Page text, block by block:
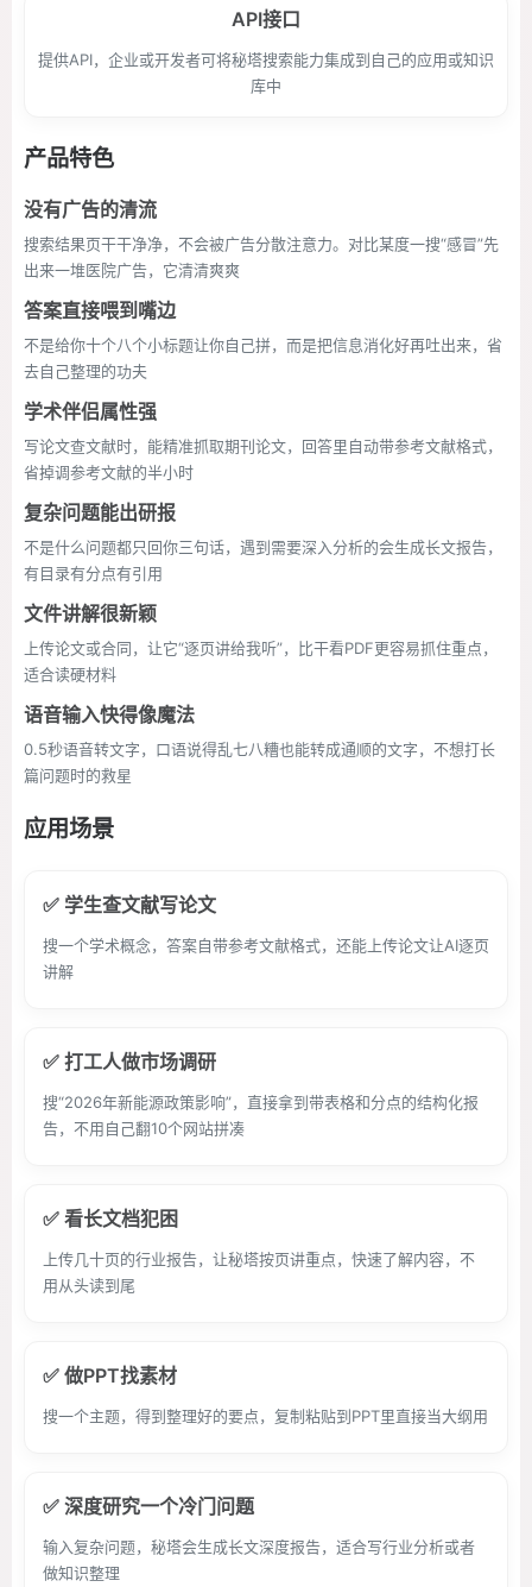
API接口
提供API，企业或开发者可将秘塔搜索能力集成到自己的应用或知识
库中
产品特色
没有广告的清流
搜索结果页干干净净，不会被广告分散注意力。对比某度一搜“感冒”先
出来一堆医院广告，它清清爽爽
答案直接喂到嘴边
不是给你十个八个小标题让你自己拼，而是把信息消化好再吐出来，省
去自己整理的功夫
学术伴侣属性强
写论文查文献时，能精准抓取期刊论文，回答里自动带参考文献格式，
省掉调参考文献的半小时
复杂问题能出研报
不是什么问题都只回你三句话，遇到需要深入分析的会生成长文报告，
有目录有分点有引用
文件讲解很新颖
上传论文或合同，让它“逐页讲给我听”，比干看PDF更容易抓住重点，
适合读硬材料
语音输入快得像魔法
0.5秒语音转文字，口语说得乱七八糟也能转成通顺的文字，不想打长
篇问题时的救星
应用场景
✅ 学生查文献写论文
搜一个学术概念，答案自带参考文献格式，还能上传论文让AI逐页
讲解
✅ 打工人做市场调研
搜“2026年新能源政策影响”，直接拿到带表格和分点的结构化报
告，不用自己翻10个网站拼凑
✅ 看长文档犯困
上传几十页的行业报告，让秘塔按页讲重点，快速了解内容，不
用从头读到尾
✅ 做PPT找素材
搜一个主题，得到整理好的要点，复制粘贴到PPT里直接当大纲用
✅ 深度研究一个冷门问题
输入复杂问题，秘塔会生成长文深度报告，适合写行业分析或者
做知识整理